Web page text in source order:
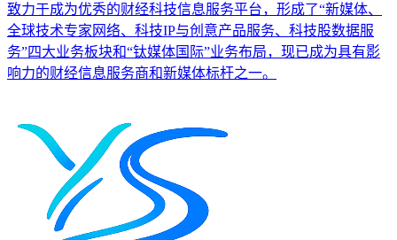
致力于成为优秀的财经科技信息服务平台，形成了“新媒体、
全球技术专家网络、科技IP与创意产品服务、科技股数据服
务”四大业务板块和“钛媒体国际”业务布局，现已成为具有影
响力的财经信息服务商和新媒体标杆之一。